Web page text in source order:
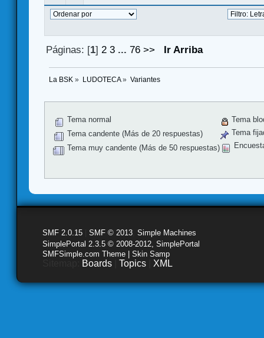
Páginas: [1] 2 3 ...76 >> Ir Arriba
La BSK » LUDOTECA» Variantes
Tema normal
Tema candente (Más de 20 respuestas)
Tema muy candente (Más de 50 respuestas)
Tema
Tema
SMF 2.0.15 SMF © 2013 Simple Machines
SimplePortal 2.3.5 © 2008-2012, SimplePortal
SMFSimple.com Theme | Skin Samp
Boards Topics XML